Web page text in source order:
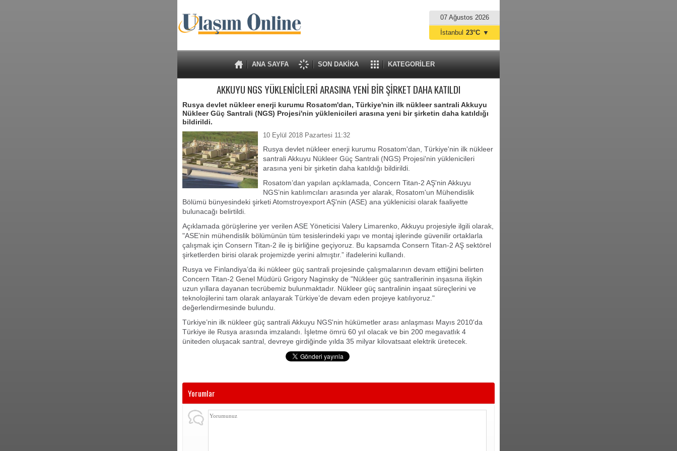
07 Ağustos 2026
ANA SAYFA SON DAKİKA KATEGORİLER
İstanbul 23°C ▼
AKKUYU NGS YÜKLENİCİLERİ ARASINA YENİ BİR ŞİRKET DAHA KATILDI
Rusya devlet nükleer enerji kurumu Rosatom'dan, Türkiye'nin ilk nükleer santrali Akkuyu
Nükleer Güç Santrali (NGS) Projesi'nin yüklenicileri arasına yeni bir şirketin daha katıldığı
bildirildi.
10 Eylül 2018 Pazartesi 11:32
Rusya devlet nükleer enerji kurumu Rosatom'dan, Türkiye'nin ilk nükleer
santrali Akkuyu Nükleer Güç Santrali (NGS) Projesi'nin yüklenicileri
arasına yeni bir şirketin daha katıldığı bildirildi.
Rosatom’dan yapılan açıklamada, Concern Titan-2 AŞ'nin Akkuyu
NGS’nin katılımcıları arasında yer alarak, Rosatom'un Mühendislik
Bölümü bünyesindeki şirketi Atomstroyexport AŞ'nin (ASE) ana yüklenicisi olarak faaliyette
bulunacağı belirtildi.
Açıklamada görüşlerine yer verilen ASE Yöneticisi Valery Limarenko, Akkuyu projesiyle ilgili olarak,
"ASE’nin mühendislik bölümünün tüm tesislerindeki yapı ve montaj işlerinde güvenilir ortaklarla
çalışmak için Consern Titan-2 ile iş birliğine geçiyoruz. Bu kapsamda Consern Titan-2 AŞ sektörel
şirketlerden birisi olarak projemizde yerini almıştır.” ifadelerini kullandı.
Rusya ve Finlandiya’da iki nükleer güç santrali projesinde çalışmalarının devam ettiğini belirten
Concern Titan-2 Genel Müdürü Grigory Naginsky de "Nükleer güç santrallerinin inşasına ilişkin
uzun yıllara dayanan tecrübemiz bulunmaktadır. Nükleer güç santralinin inşaat süreçlerini ve
teknolojilerini tam olarak anlayarak Türkiye’de devam eden projeye katılıyoruz."
değerlendirmesinde bulundu.
Türkiye’nin ilk nükleer güç santrali Akkuyu NGS'nin hükümetler arası anlaşması Mayıs 2010'da
Türkiye ile Rusya arasında imzalandı. İşletme ömrü 60 yıl olacak ve bin 200 megavatlık 4
üniteden oluşacak santral, devreye girdiğinde yılda 35 milyar kilovatsaat elektrik üretecek.
Yorumlar